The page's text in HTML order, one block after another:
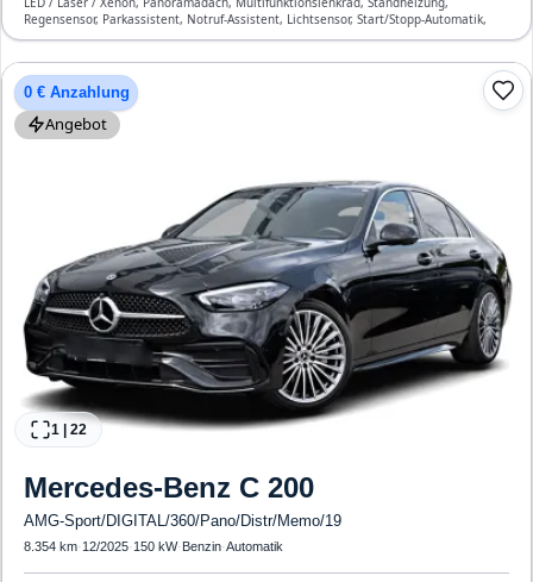
Regensensor, Parkassistent, Notruf-Assistent, Lichtsensor, Start/Stopp-Automatik,
Bluetooth, Freisprecheinrichtung, Verkehrszeichen-Erkennung, ESP, ABS,
0 € Anzahlung
Angebot
1 | 22
Mercedes-Benz C 200
AMG-Sport/DIGITAL/360/Pano/Distr/Memo/19
8.354 km· 12/2025· 150 kW· Benzin·Automatik